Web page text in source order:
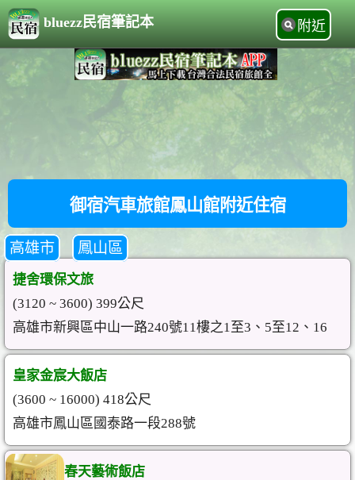
bluezz民宿筆記本 附近
御宿汽車旅館鳳山館附近住宿
高雄市 鳳山區
捷舍環保文旅
(3120 ~ 3600) 399公尺
高雄市新興區中山一路240號11樓之1至3、5至12、16
皇家金宸大飯店
(3600 ~ 16000) 418公尺
高雄市鳳山區國泰路一段288號
春天藝術飯店